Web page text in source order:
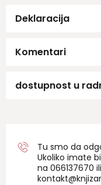
Deklaracija
Komentari
dostupnost u
Tu smo da
Ukoliko imate
na 066137670